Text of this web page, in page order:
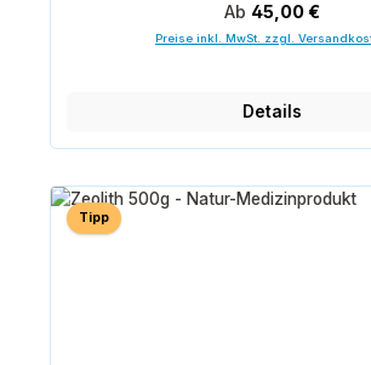
Regulärer Preis:
Ab 45,00 €
Preise inkl. MwSt. zzgl.
Details
Tipp